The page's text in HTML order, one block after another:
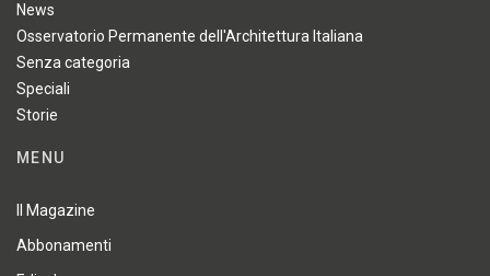
News
Osservatorio Permanente dell'Architettura Italiana
Senza categoria
Speciali
Storie
MENU
Il Magazine
Abbonamenti